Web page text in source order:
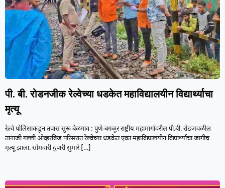
पी. बी. रोडनजीक रेल्वेच्या धडकेत महाविद्यालयीन विद्यार्थ्याचा
मृत्यू
रेल्वे पोलिसांकडून तपास सुरू बेळगाव : पुणे-बंगळूर राष्ट्रीय महामार्गावरील पी.बी. रोडजवळील
तानाजी गल्ली ओव्हरब्रिज परिसरात रेल्वेच्या धडकेत एका महाविद्यालयीन विद्यार्थ्याचा जागीच
मृत्यू झाला. सोमवारी दुपारी सुमारे[…]